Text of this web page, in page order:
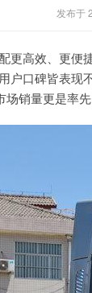
发布于
更高效、更
户口碑皆表现
销量更是率